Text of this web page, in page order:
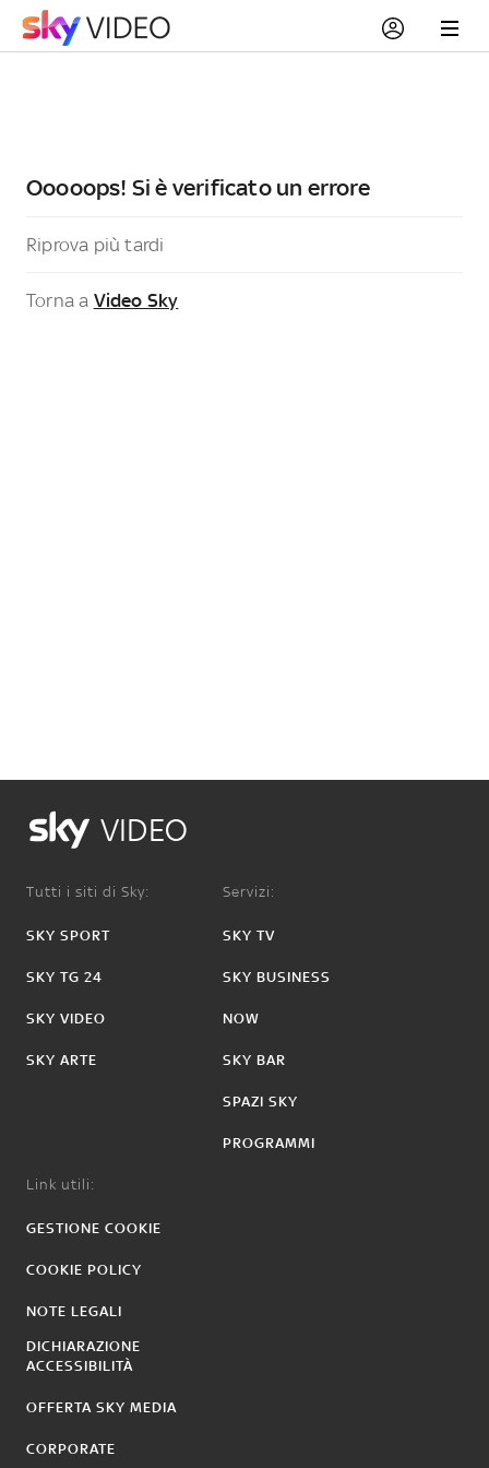
Ooooops! Si è verificato un errore
Riprova più tardi
Torna a Video Sky
VIDEO
Tutti i siti di Sky:
SKY SPORT
SKY TG 24
SKY VIDEO
SKY ARTE
Servizi:
SKY TV
SKY BUSINESS
NOW
SKY BAR
SPAZI SKY
PROGRAMMI
Link utili:
GESTIONE COOKIE
COOKIE POLICY
NOTE LEGALI
DICHIARAZIONE
ACCESSIBILITÀ
OFFERTA SKY MEDIA
CORPORATE